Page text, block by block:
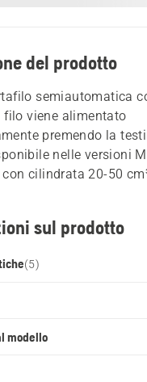
del prodotto
semiautomatica
filo viene alimentato
premendo la
nelle versioni
cilindrata 20-50
sul prodotto
(5)
modello